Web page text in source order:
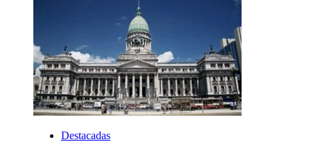
Destacadas